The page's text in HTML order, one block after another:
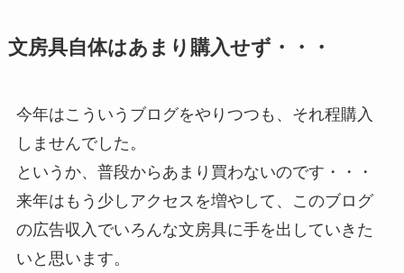
文房具自体はあまり購入せず・・・
今年はこういうブログをやりつつも、それ程購入
しませんでした。
というか、普段からあまり買わないのです・・・
来年はもう少しアクセスを増やして、このブログ
の広告収入でいろんな文房具に手を出していきた
いと思います。